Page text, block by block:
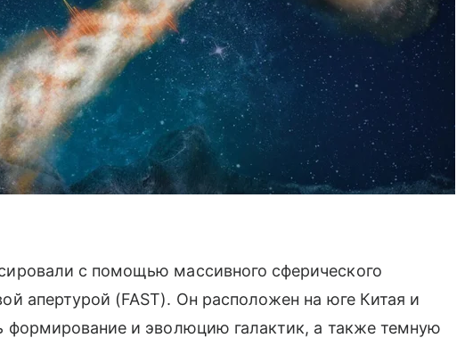
с помощью массивного сферического
апертурой (FAST). Он расположен на юге Китая и
формирование и эволюцию галактик, а также темную